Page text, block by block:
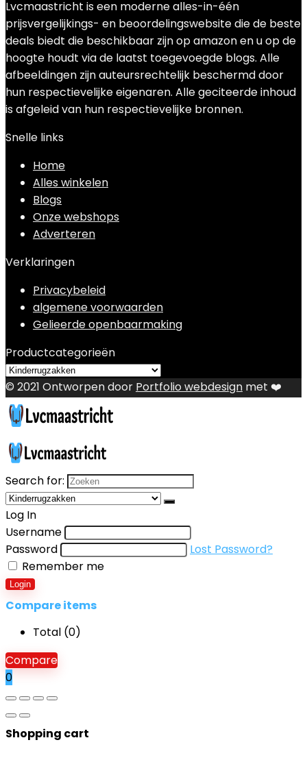
Lvcmaastricht is een moderne alles-in-één
prijsvergelijkings- en beoordelingswebsite die de beste
deals biedt die beschikbaar zijn op amazon en u op de
hoogte houdt via de laatst toegevoegde blogs. Alle
afbeeldingen zijn auteursrechtelijk beschermd door
hun respectievelijke eigenaren. Alle geciteerde inhoud
is afgeleid van hun respectievelijke bronnen.
Snelle links
Home
Alles winkelen
Blogs
Onze webshops
Adverteren
Verklaringen
Privacybeleid
algemene voorwaarden
Gelieerde openbaarmaking
Productcategorieën
© 2021 Ontworpen door Portfolio webdesign met ❤️
Search for:
Log In
Username
Password
Lost Password?
Remember me
Login
Compare items
Total (0)
Compare
0
Shopping cart